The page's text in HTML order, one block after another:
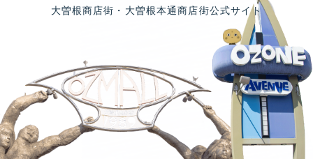
大曽根商店街・大曽根本通商店街公式サイト